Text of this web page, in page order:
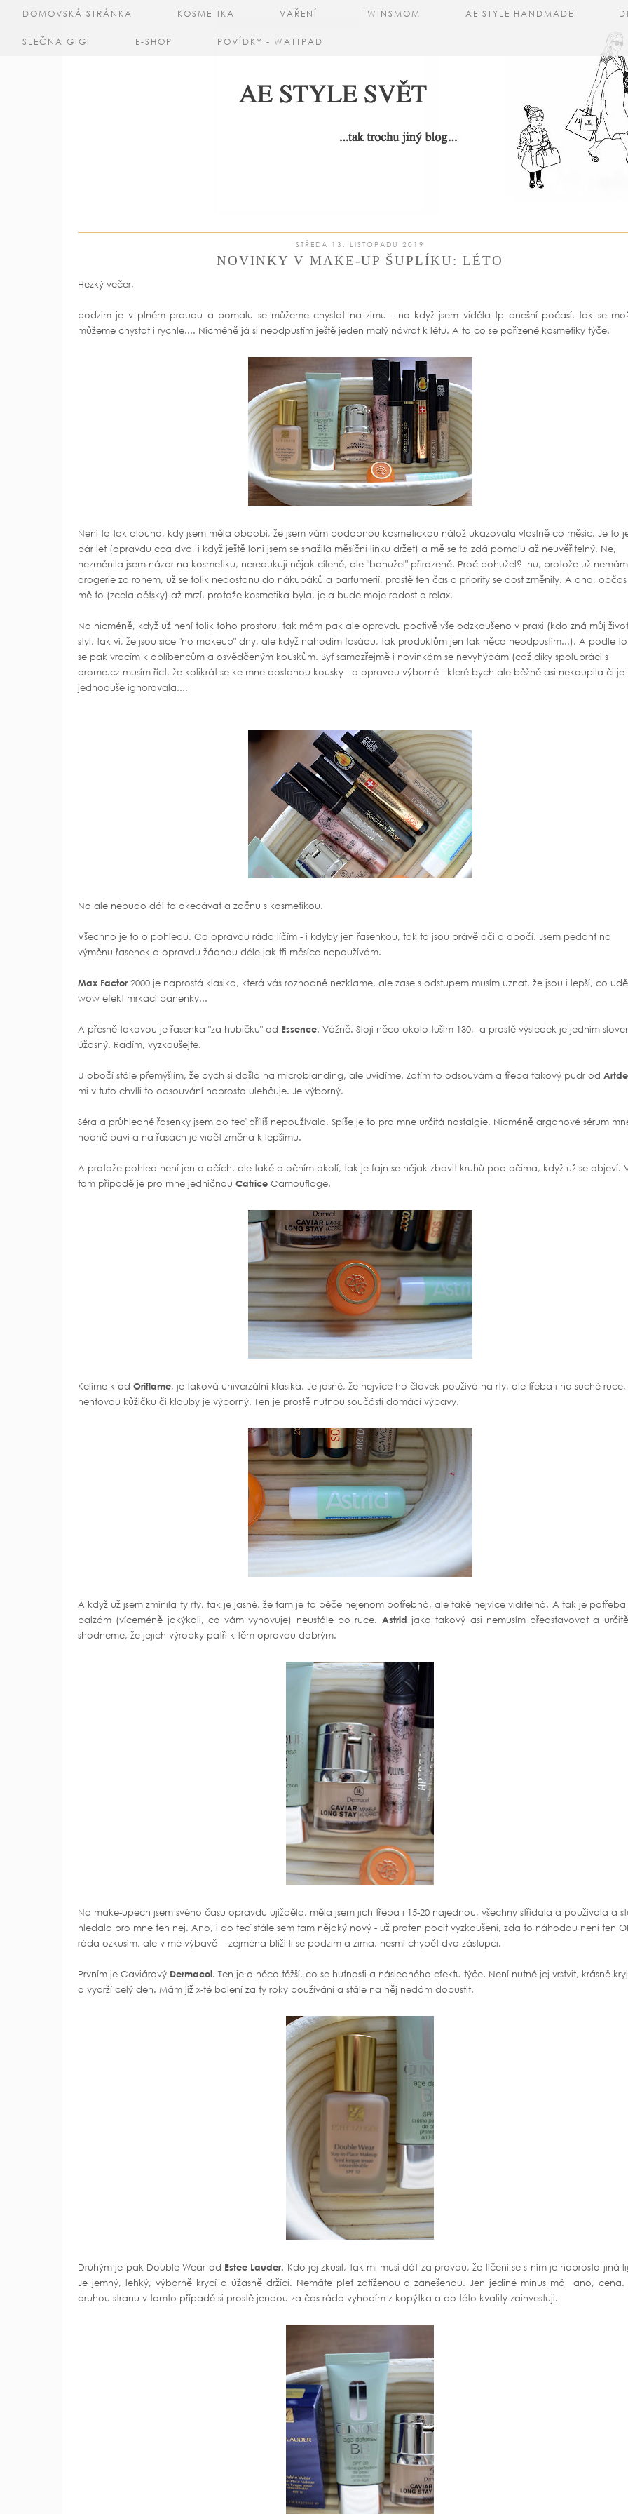
DOMOVSKÁ STRÁNKA KOSMETIKA VAŘENÍ TWINSMOM AE STYLE HANDMADE
SLEČNA GIGI E-SHOP POVÍDKY - WATTPAD
STŘEDA 13. LISTOPADU 2019
NOVINKY V MAKE-UP ŠUPLÍKU: LÉTO
Hezký večer,
podzim je v plném proudu a pomalu se můžeme chystat na zimu - no když jsem viděla tp dnešní počasí, tak se
můžeme chystat i rychle.... Nicméně já si neodpustím ještě jeden malý návrat k létu. A to co se pořízené kosmetiky týče.
Není to tak dlouho, kdy jsem měla období, že jsem vám podobnou kosmetickou nálož ukazovala vlastně co měsíc. Je to
pár let (opravdu cca dva, i když ještě loni jsem se snažila měsíční linku držet) a mě se to zdá pomalu až neuvěřitelný. Ne,
nezměnila jsem názor na kosmetiku, neredukuji nějak cíleně, ale "bohužel" přirozeně. Proč bohužel? Inu, protože už nemám
drogerie za rohem, už se tolik nedostanu do nákupáků a parfumerií, prostě ten čas a priority se dost změnily. A ano, občas
mě to (zcela dětsky) až mrzí, protože kosmetika byla, je a bude moje radost a relax.
No nicméně, když už není tolik toho prostoru, tak mám pak ale opravdu poctivě vše odzkoušeno v praxi (kdo zná můj
styl, tak ví, že jsou sice "no makeup" dny, ale když nahodím fasádu, tak produktům jen tak něco neodpustím...). A podle
se pak vracím k oblíbencům a osvědčeným kouskům. Byť samozřejmě i novinkám se nevyhýbám (což díky spolupráci s
arome.cz musím říct, že kolikrát se ke mne dostanou kousky - a opravdu výborné - které bych ale běžně asi nekoupila či je
jednoduše ignorovala....
No ale nebudo dál to okecávat a začnu s kosmetikou.
Všechno je to o pohledu. Co opravdu ráda líčím - i kdyby jen řasenkou, tak to jsou právě oči a obočí. Jsem pedant na
výměnu řasenek a opravdu žádnou déle jak tři měsíce nepoužívám.
Max Factor 2000 je naprostá klasika, která vás rozhodně nezklame, ale zase s odstupem musím uznat, že jsou i lepší, co
wow efekt mrkací panenky...
A přesně takovou je řasenka "za hubičku" od Essence. Vážně. Stojí něco okolo tuším 130,- a prostě výsledek je jedním
úžasný. Radím, vyzkoušejte.
U obočí stále přemýšlím, že bych si došla na microblanding, ale uvidíme. Zatím to odsouvám a třeba takový pudr od
mi v tuto chvíli to odsouvání naprosto ulehčuje. Je výborný.
Séra a průhledné řasenky jsem do teď příliš nepoužívala. Spíše je to pro mne určitá nostalgie. Nicméně arganové sérum
hodně baví a na řasách je vidět změna k lepšímu.
A protože pohled není jen o očích, ale také o očním okolí, tak je fajn se nějak zbavit kruhů pod očima, když už se objeví.
tom případě je pro mne jedničnou Catrice Camouflage.
Kelíme k od Oriflame, je taková univerzální klasika. Je jasné, že nejvíce ho človek používá na rty, ale třeba i na suché ruce,
nehtovou kůžičku či klouby je výborný. Ten je prostě nutnou součástí domácí výbavy.
A když už jsem zmínila ty rty, tak je jasné, že tam je ta péče nejenom potřebná, ale také nejvíce viditelná. A tak je potřeba
balzám (víceméně jakýkoli, co vám vyhovuje) neustále po ruce. Astrid jako takový asi nemusím představovat a
shodneme, že jejich výrobky patří k těm opravdu dobrým.
Na make-upech jsem svého času opravdu ujížděla, měla jsem jich třeba i 15-20 najednou, všechny střídala a používala a
hledala pro mne ten nej. Ano, i do teď stále sem tam nějaký nový - už proten pocit vyzkoušení, zda to náhodou není ten
ráda ozkusím, ale v mé výbavě - zejména blíží-li se podzim a zima, nesmí chybět dva zástupci.
Prvním je Caviárový Dermacol. Ten je o něco těžší, co se hutnosti a následného efektu týče. Není nutné jej vrstvit, krásně
a vydrží celý den. Mám již x-té balení za ty roky používání a stále na něj nedám dopustit.
Druhým je pak Double Wear od Estee Lauder. Kdo jej zkusil, tak mi musí dát za pravdu, že líčení se s ním je naprosto jiná
Je jemný, lehký, výborně krycí a úžasně držící. Nemáte pleť zatíženou a zanešenou. Jen jediné mínus má ano, cena.
druhou stranu v tomto případě si prostě jendou za čas ráda vyhodím z kopýtka a do této kvality zainvestuji.